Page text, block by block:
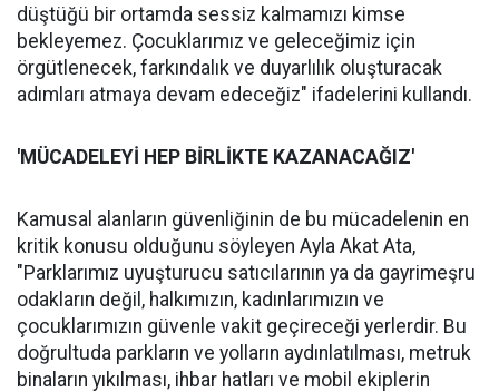
düştüğü bir ortamda sessiz kalmamızı kimse
bekleyemez. Çocuklarımız ve geleceğimiz için
örgütlenecek, farkındalık ve duyarlılık oluşturacak
adımları atmaya devam edeceğiz" ifadelerini kullandı.
'MÜCADELEYİ HEP BİRLİKTE KAZANACAĞIZ'
Kamusal alanların güvenliğinin de bu mücadelenin en
kritik konusu olduğunu söyleyen Ayla Akat Ata,
"Parklarımız uyuşturucu satıcılarının ya da gayrimeşru
odakların değil, halkımızın, kadınlarımızın ve
çocuklarımızın güvenle vakit geçireceği yerlerdir. Bu
doğrultuda parkların ve yolların aydınlatılması, metruk
binaların yıkılması, ihbar hatları ve mobil ekiplerin